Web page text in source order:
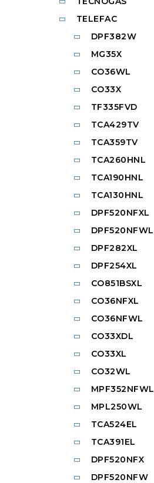
TELEFAC
DPF382W
MG35X
CO36WL
CO33X
TF335FVD
TCA429TV
TCA359TV
TCA260HNL
TCA190HNL
TCA130HNL
DPF520NFXL
DPF520NFWL
DPF282XL
DPF254XL
CO851BSXL
CO36NFXL
CO36NFWL
CO33XDL
CO33XL
CO32WL
MPF352NFWL
MPL250WL
TCA524EL
TCA391EL
DPF520NFX
DPF520NFW